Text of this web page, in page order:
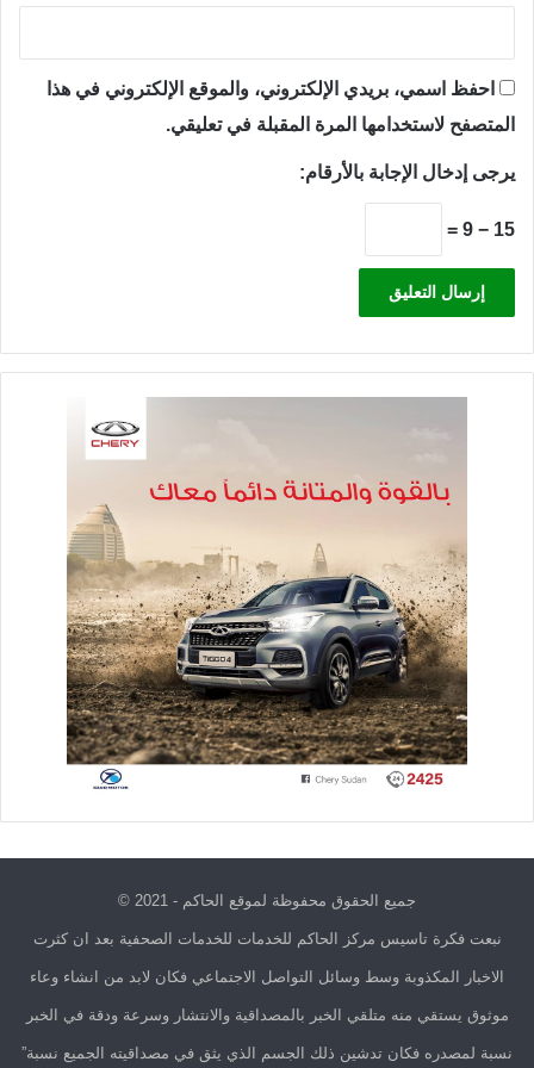
احفظ اسمي، بريدي الإلكتروني، والموقع الإلكتروني في هذا
المتصفح لاستخدامها المرة المقبلة في تعليقي.
يرجى إدخال الإجابة بالأرقام:
15 − 9 =
جميع الحقوق محفوظة لموقع الحاكم - 2021 ©
نبعت فكرة تاسيس مركز الحاكم للخدمات للخدمات الصحفية بعد ان كثرت
الاخبار المكذوبة وسط وسائل التواصل الاجتماعي فكان لابد من انشاء وعاء
موثوق يستقي منه متلقي الخبر بالمصداقية والانتشار وسرعة ودقة في الخبر
نسبة لمصدره فكان تدشين ذلك الجسم الذي يثق في مصداقيته الجميع نسبة”